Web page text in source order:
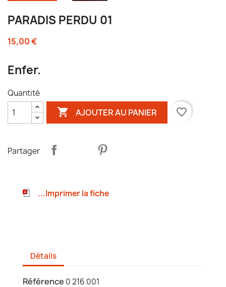
PARADIS PERDU 01
15,00 €
Enfer.
Quantité
 AJOUTER AU PANIER favorite_border
Partager
...Imprimer la fiche
Détails
Référence 0 216 001